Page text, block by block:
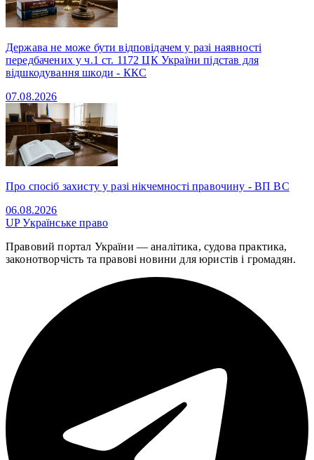
Держава не може бути відповідачем у разі наявності
передбачених у ч.1 ст. 1172 ЦК України підстав для
відшкодування шкоди - ККС
07.08.2026
Про спосіб захисту у разі нікчемності правочину - ВП ВС
06.08.2026
UPУкраїнське право
Правовий портал України — аналітика, судова практика,
законотворчість та правові новини для юристів і громадян.